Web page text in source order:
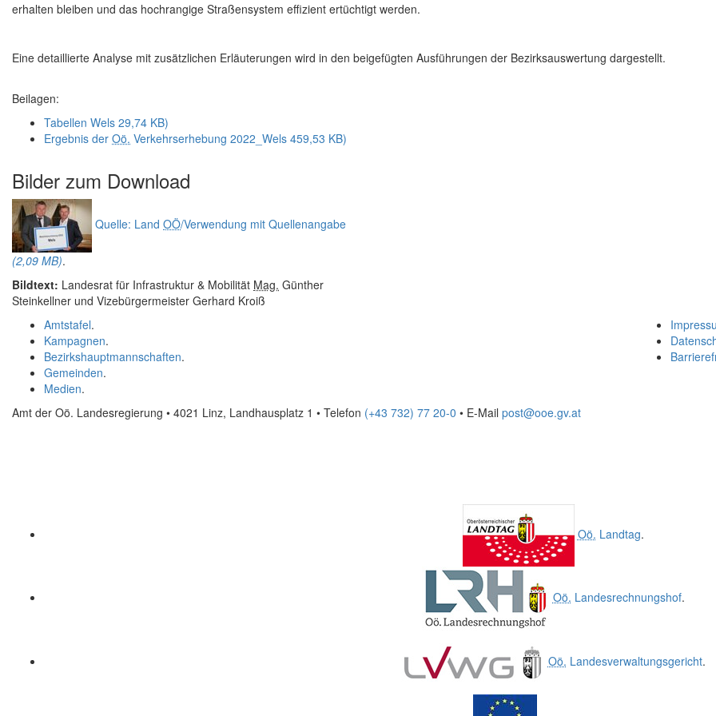
erhalten bleiben und das hochrangige Straßensystem effizient ertüchtigt werden.
Eine detaillierte Analyse mit zusätzlichen Erläuterungen wird in den beigefügten Ausführungen der Bezirksauswertung dargestellt.
Beilagen:
Tabellen Wels 29,74 KB)
Ergebnis der Oö. Verkehrserhebung 2022_Wels 459,53 KB)
Bilder zum Download
Quelle: Land OÖ/Verwendung mit Quellenangabe
(2,09 MB).
Bildtext: Landesrat für Infrastruktur & Mobilität Mag. Günther
Steinkellner und Vizebürgermeister Gerhard Kroiß
Amtstafel.
Kampagnen.
Bezirkshauptmannschaften.
Gemeinden.
Medien.
Amt der Oö. Landesregierung • 4021 Linz, Landhausplatz 1 • Telefon (+43 732) 77 20-0 • E-Mail post@ooe.gv.at
Oö. Landtag.
Oö. Landesrechnungshof.
Oö. Landesverwaltungsgericht.